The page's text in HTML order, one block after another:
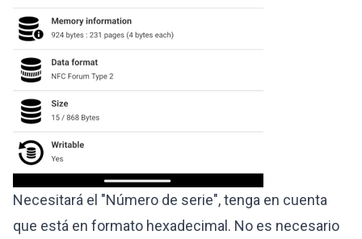
Necesitará el "Número de serie", tenga en cuenta
que está en formato hexadecimal. No es necesario